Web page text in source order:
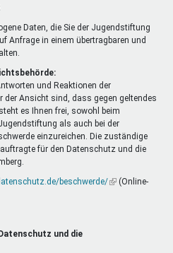
Daten, die Sie der Jugendstiftung
Anfrage in einem übertragbaren und
und Reaktionen der
Ansicht sind, dass gegen geltendes
es Ihnen frei, sowohl beim
als auch bei der
einzureichen. Die zuständige
für den Datenschutz und die
beschwerde/(Link(Online-
und die